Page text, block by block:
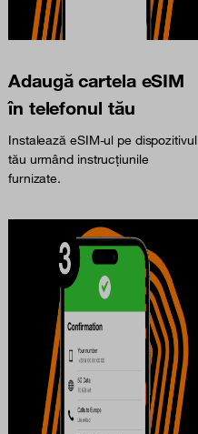
Adaugă cartela eSIM
în telefonul tău
Instalează eSIM-ul pe dispozitivul
tău urmând instrucțiunile
furnizate.